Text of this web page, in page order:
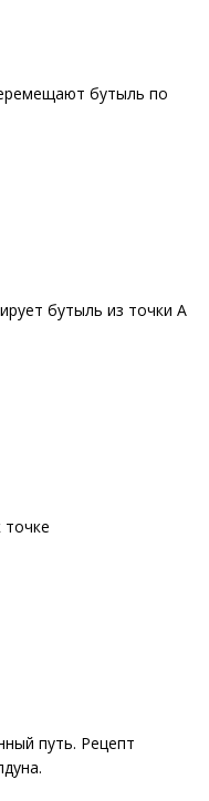
бутыль по
бутыль из точки А
точке
путь. Рецепт